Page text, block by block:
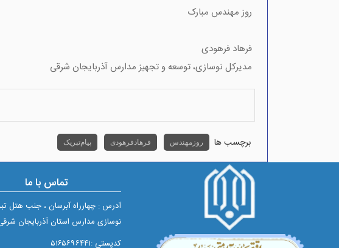
روز مهندس مبارک
فرهاد فرهودی
مدیرکل نوسازی، توسعه و تجهیز مدارس آذربایجان شرقی
برچسب ها روز مهندس فرهاد فرهودی پیام تبریک
تماس با ما
آدرس : چهارراه آبرسان ، جنب هتل
نوسازی مدارس استان آذربایجان
کدپستی :۵۱۶۵۶۹۶۴۴۱